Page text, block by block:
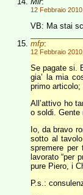
12 Febbraio
VB: Ma stai
mfp:
12 Febbraio
Se pagate si.
gia’ la mia
primo articolo;
All’attivo ho
o soldi. Gente
Io, da bravo
sotto al
spremere per
lavorato “per
pure Piero, i
P.s.: